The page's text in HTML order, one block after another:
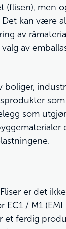
(flisen), men
kan være
av
av
boliger,
som
er det
EC1 / M1 (EMI
et ferdig